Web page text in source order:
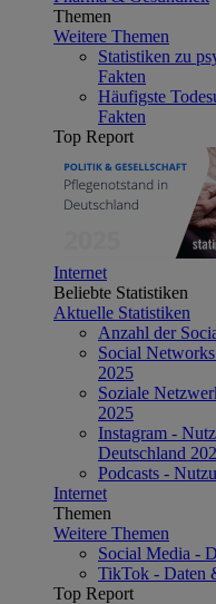
Themen
Weitere Themen
Statistiken zu
Fakten
Häufigste
Fakten
Top Report
Internet
Beliebte Statistiken
Aktuelle Statistiken
Anzahl der
Social
2025
Soziale
2025
Instagram -
Deutschland
Podcasts -
Internet
Themen
Weitere Themen
Social Media -
TikTok - Daten
Top Report